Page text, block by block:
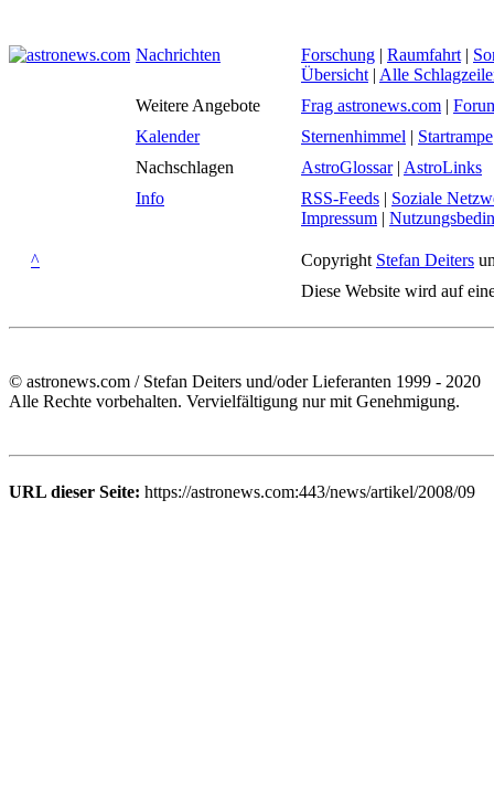
Nachrichten Forschung | Raumfahrt |
Übersicht | Alle
Weitere Angebote
Frag astronews.com |
Kalender
Sternenhimmel | Startrampe
Nachschlagen
AstroGlossar| AstroLinks
Info
RSS-Feeds | Soziale
Impressum |
^ Copyright Stefan Deiters
Diese Website wird auf
© astronews.com / Stefan Deiters und/oder Lieferanten 1999 - 2020
Alle Rechte vorbehalten. Vervielfältigung nur mit Genehmigung.
URL dieser Seite: https://astronews.com:443/news/artikel/2008/09